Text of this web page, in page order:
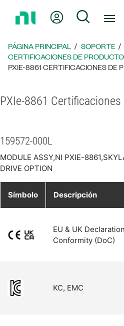
página
principal
Mi cuentaBúsqueda
PÁGINA PRINCIPAL SOPORTE
CERTIFICACIONES DE
PXIE-8861 CERTIFICACIONES DE
PXIe-8861
159572-000L
MODULE ASSY,NI PXIE-
DRIVE OPTION
Símbolo Descripción
EU & UK
Conformity (DoC)
KC, EMC